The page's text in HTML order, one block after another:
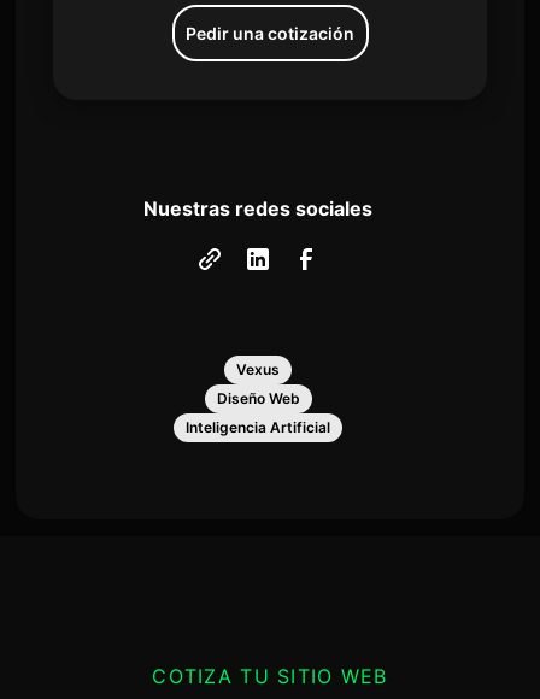
Pedir una cotización
Nuestras redes sociales
Vexus
Diseño Web
Inteligencia Artificial
COTIZA TU SITIO WEB